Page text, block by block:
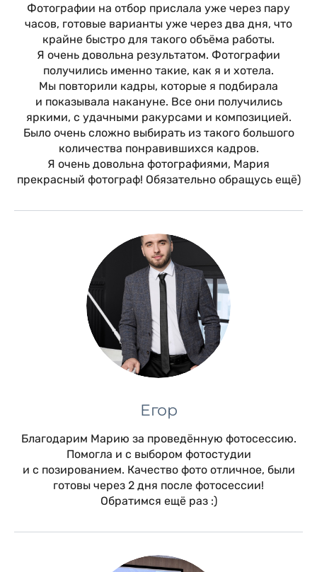
Фотографии на отбор прислала уже через пару
часов, готовые варианты уже через два дня, что
крайне быстро для такого объëма работы.
Я очень довольна результатом. Фотографии
получились именно такие, как я и хотела.
Мы повторили кадры, которые я подбирала
и показывала накануне. Все они получились
яркими, с удачными ракурсами и композицией.
Было очень сложно выбирать из такого большого
количества понравившихся кадров.
Я очень довольна фотографиями, Мария
прекрасный фотограф! Обязательно обращусь ещё)
Егор
Благодарим Марию за проведённую фотосессию.
Помогла и с выбором фотостудии
и с позированием. Качество фото отличное, были
готовы через 2 дня после фотосессии!
Обратимся ещё раз :)